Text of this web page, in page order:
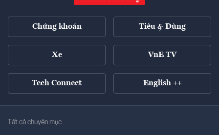
Chứng khoán Tiêu & Dùng
Xe VnE TV
Tech Connect English ++
Tất cả chuyên mục